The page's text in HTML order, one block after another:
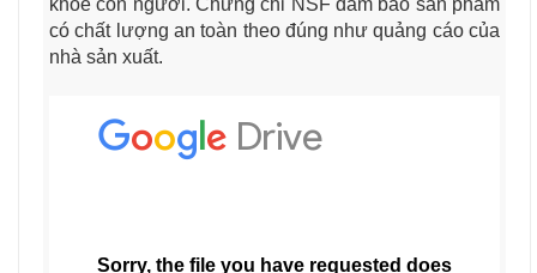
khỏe con người. Chứng chỉ NSF đảm bảo sản phẩm
có chất lượng an toàn theo đúng như quảng cáo của
nhà sản xuất.